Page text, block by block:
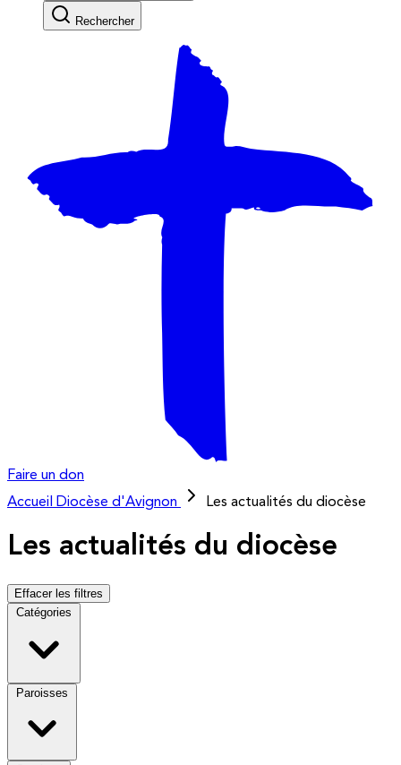
Rechercher
Faire un don
Accueil
Diocèse d'Avignon Les actualités du diocèse
Les actualités du diocèse
Effacer les filtres
Catégories
Paroisses